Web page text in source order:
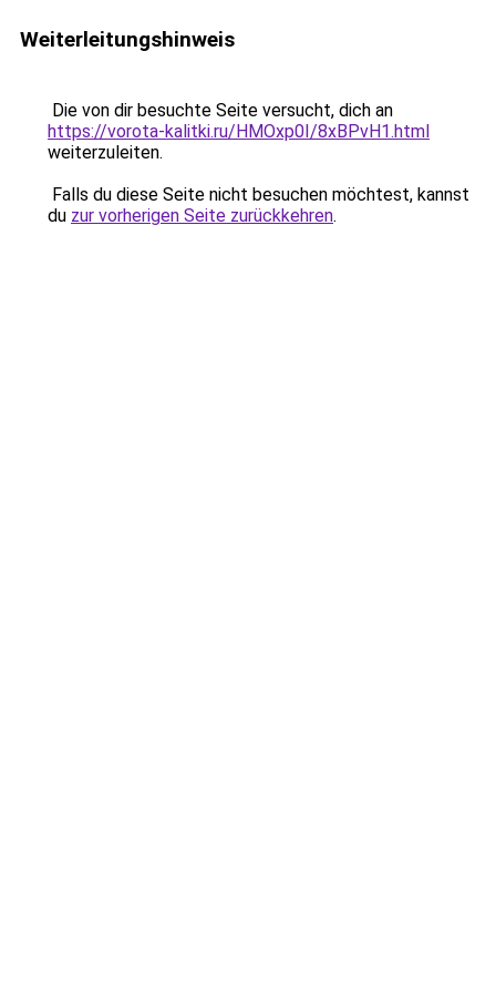
Weiterleitungshinweis
Die von dir besuchte Seite versucht, dich an
https://vorota-kalitki.ru/HMOxp0I/8xBPvH1.html
weiterzuleiten.
Falls du diese Seite nicht besuchen möchtest, kannst
du zur vorherigen Seite zurückkehren.